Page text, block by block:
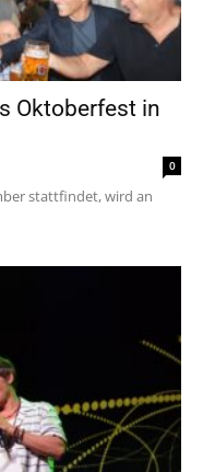
Oktoberfest in
0
stattfindet, wird an